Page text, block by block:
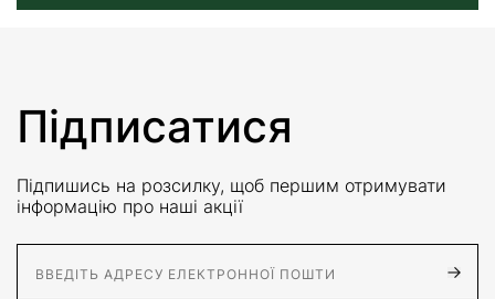
Підписатися
Підпишись на розсилку, щоб першим отримувати
інформацію про наші акції